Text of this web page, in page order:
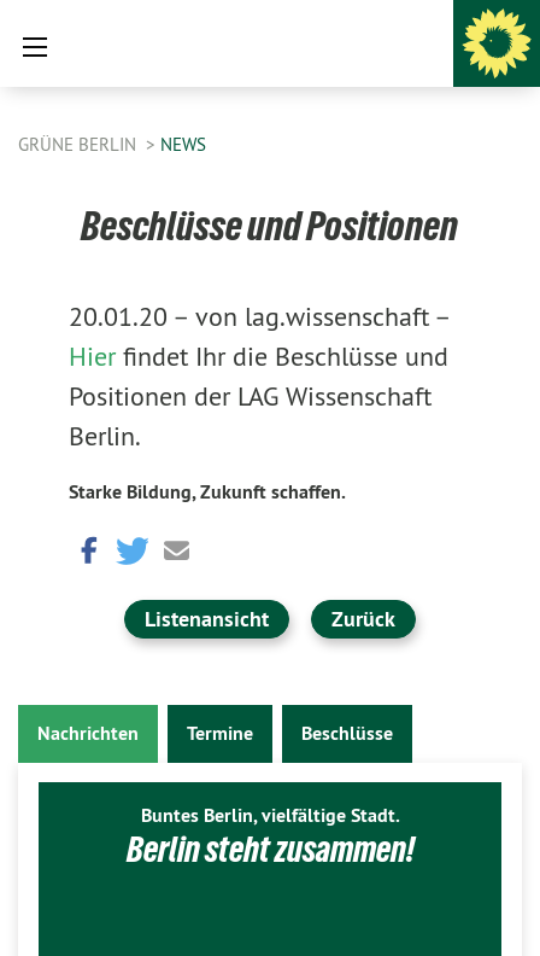
GRÜNE BERLIN NEWS
Beschlüsse und Positionen
20.01.20 – von lag.wissenschaft –
Hierfindet Ihr die Beschlüsse und
Positionen der LAG Wissenschaft
Berlin.
Starke Bildung, Zukunft schaffen.
Listenansicht Zurück
Nachrichten Termine Beschlüsse
Buntes Berlin, vielfältige Stadt.
Berlin steht zusammen!